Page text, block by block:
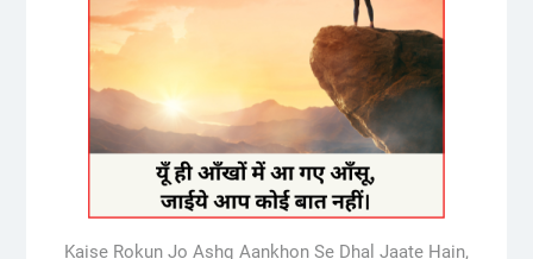
Kaise Rokun Jo Ashq Aankhon Se Dhal Jaate Hain,